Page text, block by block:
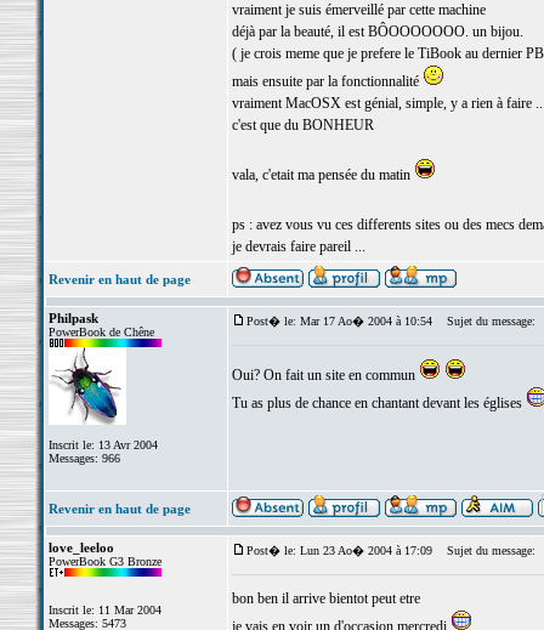
vraiment je suis émerveillé par cette machine
déjà par la beauté, il est BÔOOOOOOO. un bijou.
( je crois meme que je prefere le TiBook au dernier
mais ensuite par la fonctionnalité
vraiment MacOSX est génial, simple, y a rien à faire
c'est que du BONHEUR
vala, c'etait ma pensée du matin
ps : avez vous vu ces differents sites ou des mecs
je devrais faire pareil ...
Revenir en haut de page
Philpask
PowerBook de Chêne
Inscrit le: 13 Avr 2004
Messages: 966
Post� le: Mar 17 Ao� 2004 à 10:54 Sujet du message:
Oui? On fait un site en commun
Tu as plus de chance en chantant devant les églises
Revenir en haut de page
love_leeloo
PowerBook G3 Bronze
Inscrit le: 11 Mar 2004
Messages: 5473
Post� le: Lun 23 Ao� 2004 à 17:09 Sujet du message:
bon ben il arrive bientot peut etre
je vais en voir un d'occasion mercredi